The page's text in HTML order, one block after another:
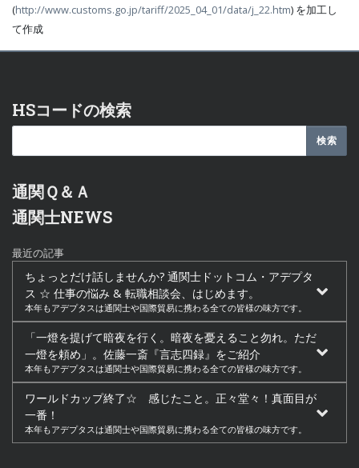
(http://www.customs.go.jp/tariff/2025_04_01/data/j_22.htm) を加工し
て作成
HSコードの検索
通関Ｑ＆Ａ
通関士NEWS
最近の記事
ちょっとだけ話しませんか? 通関士ドットコム・アデプタ
ス ☆ 仕事の悩み & 転職相談会、はじめます。
本年もアデプタスは通関士や国際貿易に携わる全ての皆様の味方です。
「一燈を提げて暗夜を行く。暗夜を憂えること勿れ。ただ
一燈を頼め」。佐藤一斎『言志四録』をご紹介
本年もアデプタスは通関士や国際貿易に携わる全ての皆様の味方です。
ワールドカップ終了☆ 感じたこと。正々堂々！真面目が
一番！
本年もアデプタスは通関士や国際貿易に携わる全ての皆様の味方です。